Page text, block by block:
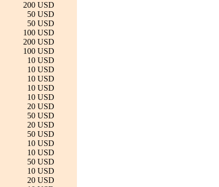
200 USD
50 USD
50 USD
100 USD
200 USD
100 USD
10 USD
10 USD
10 USD
10 USD
10 USD
20 USD
50 USD
20 USD
50 USD
10 USD
10 USD
50 USD
10 USD
20 USD